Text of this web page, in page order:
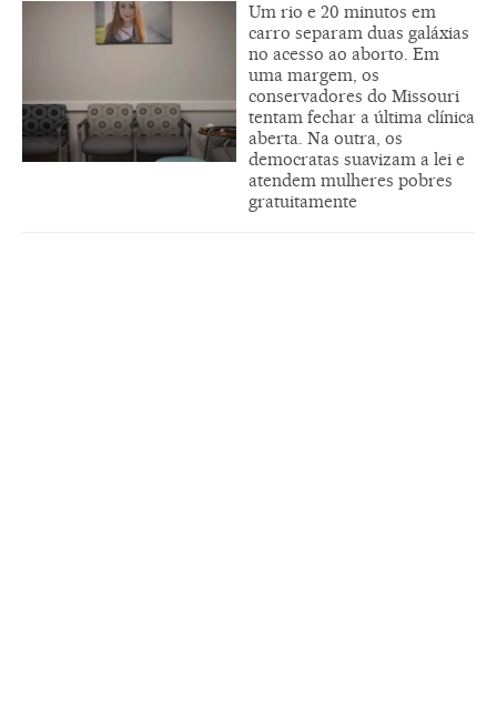
Um rio e 20 minutos em
carro separam duas galáxias
no acesso ao aborto. Em
uma margem, os
conservadores do Missouri
tentam fechar a última clínica
aberta. Na outra, os
democratas suavizam a lei e
atendem mulheres pobres
gratuitamente